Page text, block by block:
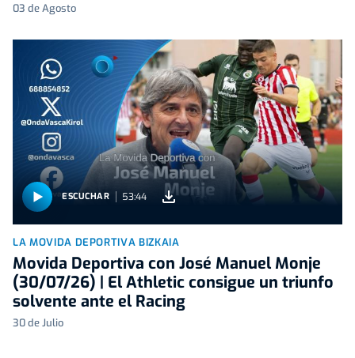
03 de Agosto
ESCUCHAR 53:44
LA MOVIDA DEPORTIVA BIZKAIA
Movida Deportiva con José Manuel Monje
(30/07/26) | El Athletic consigue un triunfo
solvente ante el Racing
30 de Julio